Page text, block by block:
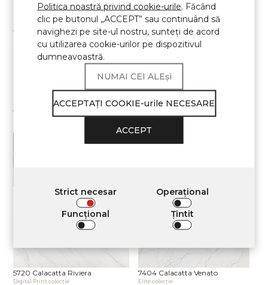
7000 Calacatta Eno 7700 Calacatta Marseille
Elite сolecţie
7570 Calacatta Monaco
7530L Calacatta Noir Satin 5710 Calacatta Normandie
Digital Print сolecţie
5720 Calacatta Riviera
Digital Print сolecţie
7404 Calacatta Venato
Elite сolecţie
Politica noastră privind cookie-urile. Făcând
clic pe butonul „ACCEPT” sau continuând să
navighezi pe site-ul nostru, sunteţi de acord
cu utilizarea cookie-urilor pe dispozitivul
dumneavoastră.
NUMAI CEI ALEși
ACCEPTAŢI COOKIE-urile NECESARE
ACCEPT
Strict necesar Operațional
Funcţional Țintit